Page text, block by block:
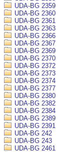
UDA-BG 2359
UDA-BG 2360
UDA-BG 2361
UDA-BG 2363
UDA-BG 2366
UDA-BG 2367
UDA-BG 2369
UDA-BG 2370
UDA-BG 2372
UDA-BG 2373
UDA-BG 2374
UDA-BG 2377
UDA-BG 2380
UDA-BG 2382
UDA-BG 2384
UDA-BG 2389
UDA-BG 2391
UDA-BG 242
UDA-BG 243
UDA-BG 2461